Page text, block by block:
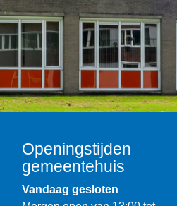
Openingstijden
gemeentehuis
Vandaag gesloten